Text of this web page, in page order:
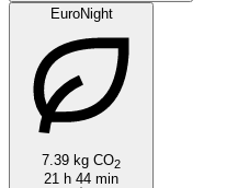
EuroNight
7.39 kg CO2
21 h 44 min